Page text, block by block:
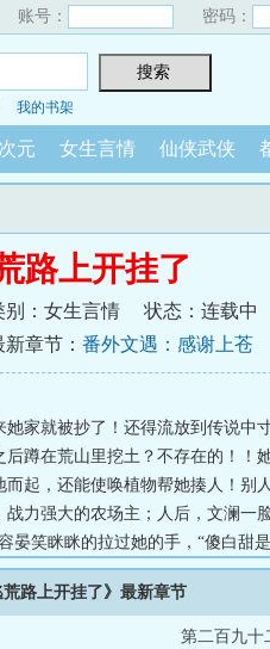
账号： 密码：
我的书架
元 女生言情 仙侠武侠
路上开挂了
别：女生言情
状态：连载中
新章节： 番外文遇：感谢上苍
家就被抄了！还得流放到传说中
蹲在荒山里挖土？不存在的！！
起，还能使唤植物帮她揍人！别
力强大的农场主；人后，文澜一
晏笑眯眯的拉过她的手，“傻白甜
封面底图来源于公羊子，已取得作
荒路上开挂了》最新章节
第二百九十